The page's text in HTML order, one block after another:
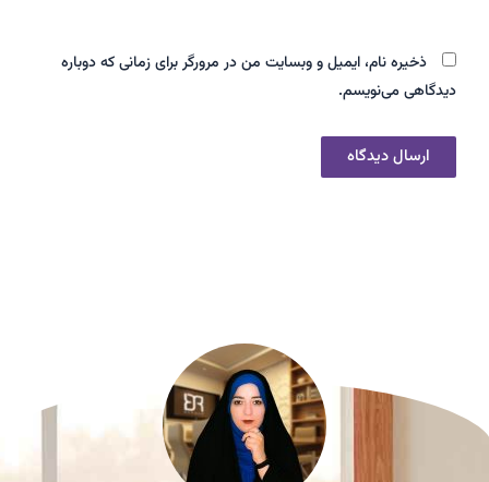
ذخیره نام، ایمیل و وبسایت من در مرورگر برای زمانی که دوباره
دیدگاهی می‌نویسم.